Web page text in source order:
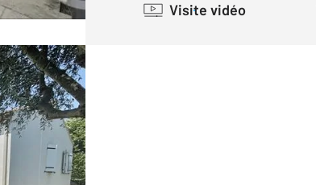
Visite vidéo